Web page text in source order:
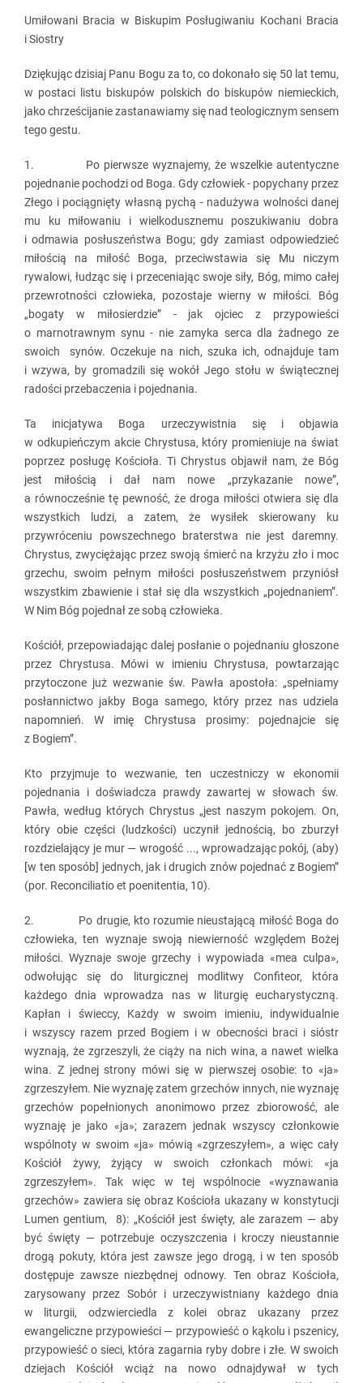
Umiłowani Bracia w Biskupim Posługiwaniu Kochani Bracia
i Siostry
Dziękując dzisiaj Panu Bogu za to, co dokonało się 50 lat temu,
w postaci listu biskupów polskich do biskupów niemieckich,
jako chrześcijanie zastanawiamy się nad teologicznym sensem
tego gestu.
1. Po pierwsze wyznajemy, że wszelkie autentyczne
pojednanie pochodzi od Boga. Gdy człowiek - popychany przez
Złego i pociągnięty własną pychą - nadużywa wolności danej
mu ku miłowaniu i wielkodusznemu poszukiwaniu dobra
i odmawia posłuszeństwa Bogu; gdy zamiast odpowiedzieć
miłością na miłość Boga, przeciwstawia się Mu niczym
rywalowi, łudząc się i przeceniając swoje siły, Bóg, mimo całej
przewrotności człowieka, pozostaje wierny w miłości. Bóg
„bogaty w miłosierdzie” - jak ojciec z przypowieści
o marnotrawnym synu - nie zamyka serca dla żadnego ze
swoich synów. Oczekuje na nich, szuka ich, odnajduje tam
i wzywa, by gromadzili się wokół Jego stołu w świątecznej
radości przebaczenia i pojednania.
Ta inicjatywa Boga urzeczywistnia się i objawia
w odkupieńczym akcie Chrystusa, który promieniuje na świat
poprzez posługę Kościoła. Ti Chrystus objawił nam, że Bóg
jest miłością i dał nam nowe „przykazanie nowe”,
a równocześnie tę pewność, że droga miłości otwiera się dla
wszystkich ludzi, a zatem, że wysiłek skierowany ku
przywróceniu powszechnego braterstwa nie jest daremny.
Chrystus, zwyciężając przez swoją śmierć na krzyżu zło i moc
grzechu, swoim pełnym miłości posłuszeństwem przyniósł
wszystkim zbawienie i stał się dla wszystkich „pojednaniem”.
W Nim Bóg pojednał ze sobą człowieka.
Kościół, przepowiadając dalej posłanie o pojednaniu głoszone
przez Chrystusa. Mówi w imieniu Chrystusa, powtarzając
przytoczone już wezwanie św. Pawła apostoła: „spełniamy
posłannictwo jakby Boga samego, który przez nas udziela
napomnień. W imię Chrystusa prosimy: pojednajcie się
z Bogiem”.
Kto przyjmuje to wezwanie, ten uczestniczy w ekonomii
pojednania i doświadcza prawdy zawartej w słowach św.
Pawła, według których Chrystus „jest naszym pokojem. On,
który obie części (ludzkości) uczynił jednością, bo zburzył
rozdzielający je mur — wrogość ..., wprowadzając pokój, (aby)
[w ten sposób] jednych, jak i drugich znów pojednać z Bogiem”
(por. Reconciliatio et poenitentia, 10).
2. Po drugie, kto rozumie nieustającą miłość Boga do
człowieka, ten wyznaje swoją niewierność względem Bożej
miłości. Wyznaje swoje grzechy i wypowiada «mea culpa»,
odwołując się do liturgicznej modlitwy Confiteor, która
każdego dnia wprowadza nas w liturgię eucharystyczną.
Kapłan i świeccy, Każdy w swoim imieniu, indywidualnie
i wszyscy razem przed Bogiem i w obecności braci i sióstr
wyznają, że zgrzeszyli, że ciąży na nich wina, a nawet wielka
wina. Z jednej strony mówi się w pierwszej osobie: to «ja»
zgrzeszyłem. Nie wyznaję zatem grzechów innych, nie wyznaję
grzechów popełnionych anonimowo przez zbiorowość, ale
wyznaję je jako «ja»; zarazem jednak wszyscy członkowie
wspólnoty w swoim «ja» mówią «zgrzeszyłem», a więc cały
Kościół żywy, żyjący w swoich członkach mówi: «ja
zgrzeszyłem». Tak więc w tej wspólnocie «wyznawania
grzechów» zawiera się obraz Kościoła ukazany w konstytucji
Lumen gentium, 8): „Kościół jest święty, ale zarazem — aby
być święty — potrzebuje oczyszczenia i kroczy nieustannie
drogą pokuty, która jest zawsze jego drogą, i w ten sposób
dostępuje zawsze niezbędnej odnowy. Ten obraz Kościoła,
zarysowany przez Sobór i urzeczywistniany każdego dnia
w liturgii, odzwierciedla z kolei obraz ukazany przez
ewangeliczne przypowieści — przypowieść o kąkolu i pszenicy,
przypowieść o sieci, która zagarnia ryby dobre i złe. W swoich
dziejach Kościół wciąż na nowo odnajdywał w tych